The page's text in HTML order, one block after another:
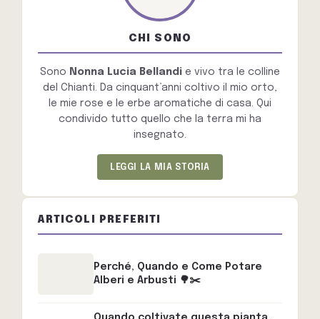
CHI SONO
Sono Nonna Lucia Bellandi e vivo tra le colline
del Chianti. Da cinquant’anni coltivo il mio orto,
le mie rose e le erbe aromatiche di casa. Qui
condivido tutto quello che la terra mi ha
insegnato.
LEGGI LA MIA STORIA
ARTICOLI PREFERITI
Perché, Quando e Come Potare
Alberi e Arbusti 🌳✂️